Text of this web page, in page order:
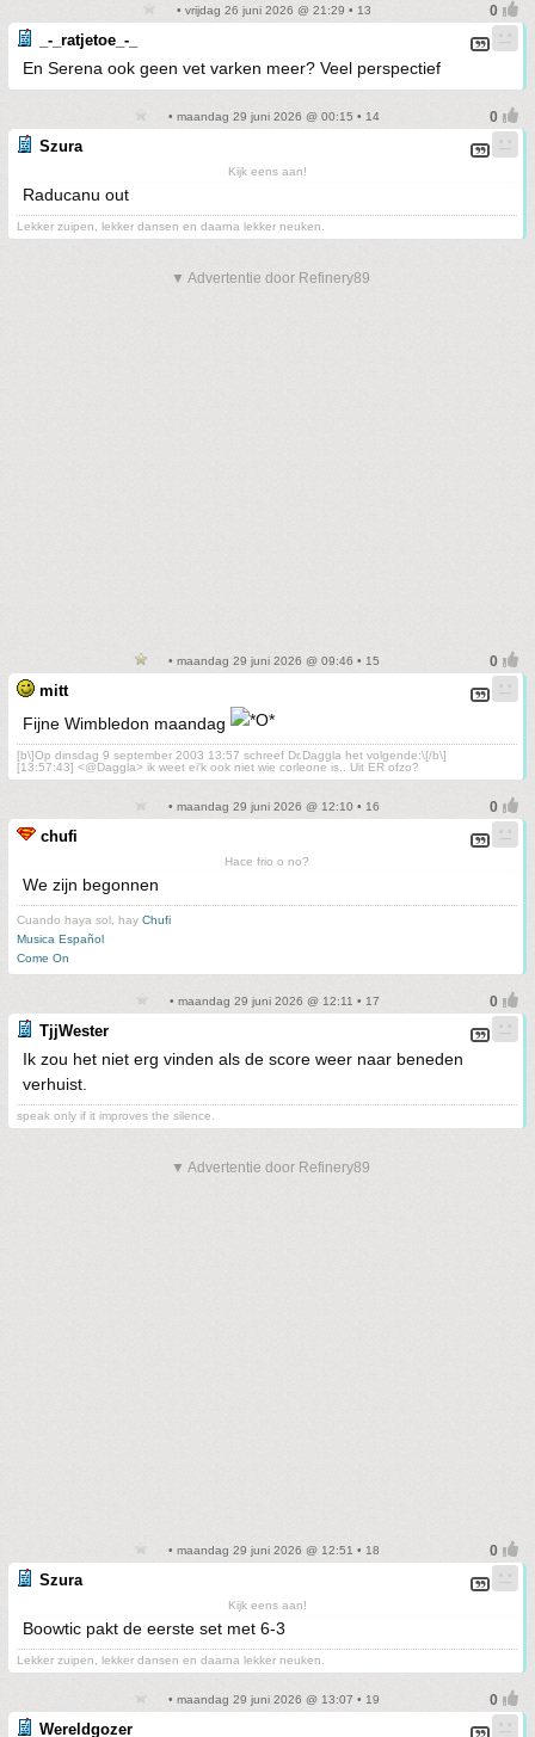
• vrijdag 26 juni 2026 @ 21:29 • 13
_-_ratjetoe_-_
En Serena ook geen vet varken meer? Veel perspectief
• maandag 29 juni 2026 @ 00:15 • 14
Szura
Kijk eens aan!
Raducanu out
Lekker zuipen, lekker dansen en daarna lekker neuken.
▼ Advertentie door Refinery89
• maandag 29 juni 2026 @ 09:46 • 15
mitt
Fijne Wimbledon maandag
[b\]Op dinsdag 9 september 2003 13:57 schreef Dr.Daggla het volgende:\[/b\]
[13:57:43] <@Daggla> ik weet ei'k ook niet wie corleone is.. Uit ER ofzo?
• maandag 29 juni 2026 @ 12:10 • 16
chufi
Hace frio o no?
We zijn begonnen
Cuando haya sol, hay Chufi
Musica Español
Come On
• maandag 29 juni 2026 @ 12:11 • 17
TjjWester
Ik zou het niet erg vinden als de score weer naar beneden
verhuist.
speak only if it improves the silence.
▼ Advertentie door Refinery89
• maandag 29 juni 2026 @ 12:51 • 18
Szura
Kijk eens aan!
Boowtic pakt de eerste set met 6-3
Lekker zuipen, lekker dansen en daarna lekker neuken.
• maandag 29 juni 2026 @ 13:07 • 19
Wereldgozer